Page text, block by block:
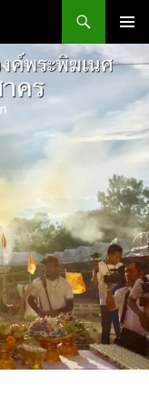
MENU